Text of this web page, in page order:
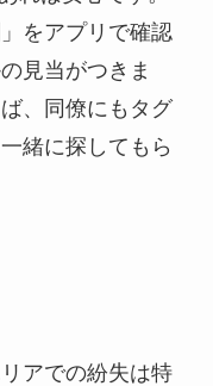
をアプリで確認
見当がつきま
、同僚にもタグ
緒に探してもら
アでの紛失は特